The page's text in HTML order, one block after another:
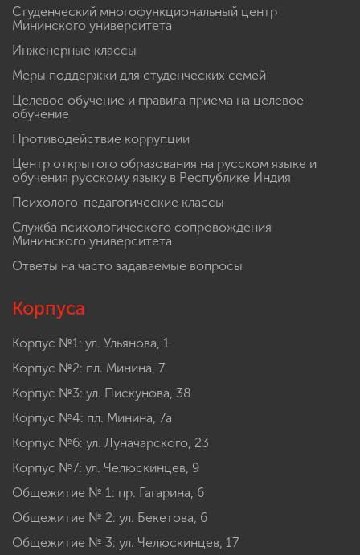
Студенческий многофункциональный центр
Мининского университета
Инженерные классы
Меры поддержки для студенческих семей
Целевое обучение и правила приема на целевое
обучение
Противодействие коррупции
Центр открытого образования на русском языке и
обучения русскому языку в Республике Индия
Психолого-педагогические классы
Служба психологического сопровождения
Мининского университета
Ответы на часто задаваемые вопросы
Корпуса
Корпус №1: ул. Ульянова, 1
Корпус №2: пл. Минина, 7
Корпус №3: ул. Пискунова, 38
Корпус №4: пл. Минина, 7а
Корпус №6: ул. Луначарского, 23
Корпус №7: ул. Челюскинцев, 9
Общежитие № 1: пр. Гагарина, 6
Общежитие № 2: ул. Бекетова, 6
Общежитие № 3: ул. Челюскинцев, 17